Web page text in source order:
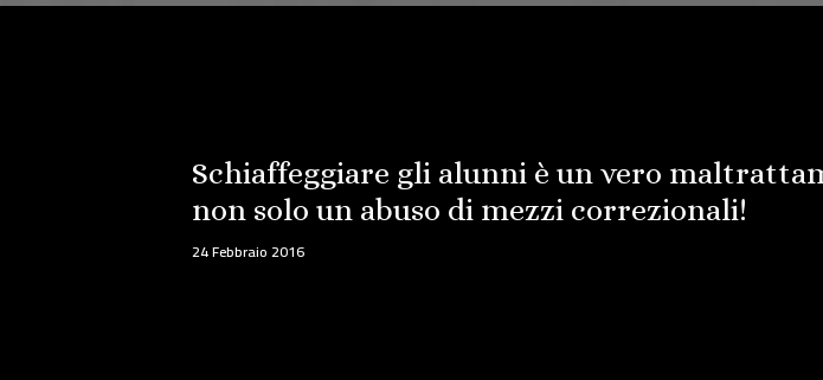
Schiaffeggiare gli alunni è un vero
non solo un abuso di mezzi correzionali!
24 Febbraio 2016